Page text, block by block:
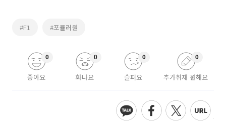
#F1 #포뮬러원
좋아요
0
화나요
0
슬퍼요
0
추가취재 원해요
0